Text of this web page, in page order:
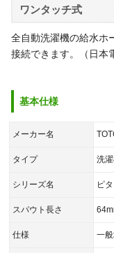
ワンタッチ式
全自動洗濯機の給水ホ
接続できます。（日本
基本仕様
メーカー名
タイプ 洗
シリーズ名 ピ
スパウト長さ
仕様 一